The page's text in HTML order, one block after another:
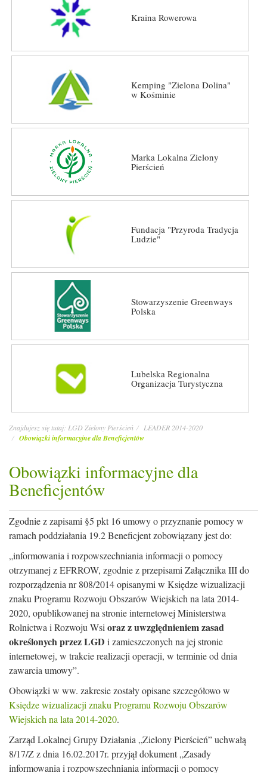
Kraina Rowerowa
Kemping "Zielona Dolina"
w Kośminie
Marka Lokalna Zielony
Pierścień
Fundacja "Przyroda Tradycja
Ludzie"
Stowarzyszenie Greenways
Polska
Lubelska Regionalna
Organizacja Turystyczna
Znajdujesz się tutaj: LGD Zielony Pierścień LEADER 2014-2020
Obowiązki informacyjne dla Beneficjentów
Obowiązki informacyjne dla
Beneficjentów
Zgodnie z zapisami §5 pkt 16 umowy o przyznanie pomocy w
ramach poddziałania 19.2 Beneficjent zobowiązany jest do:
„informowania i rozpowszechniania informacji o pomocy
otrzymanej z EFRROW, zgodnie z przepisami Załącznika III do
rozporządzenia nr 808/2014 opisanymi w Księdze wizualizacji
znaku Programu Rozwoju Obszarów Wiejskich na lata 2014-
2020, opublikowanej na stronie internetowej Ministerstwa
Rolnictwa i Rozwoju Wsi oraz z uwzględnieniem zasad
określonych przez LGD i zamieszczonych na jej stronie
internetowej, w trakcie realizacji operacji, w terminie od dnia
zawarcia umowy”.
Obowiązki w ww. zakresie zostały opisane szczegółowo w
Księdze wizualizacji znaku Programu Rozwoju Obszarów
Wiejskich na lata 2014-2020.
Zarząd Lokalnej Grupy Działania „Zielony Pierścień” uchwałą
8/17/Z z dnia 16.02.2017r. przyjął dokument „Zasady
informowania i rozpowszechniania informacji o pomocy